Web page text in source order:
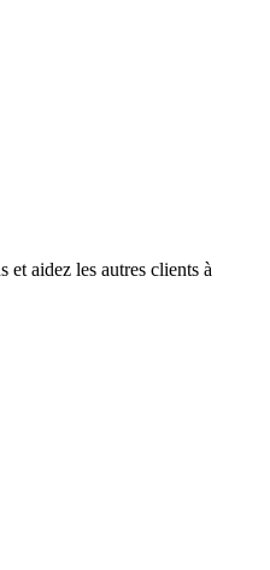
et aidez les autres clients à